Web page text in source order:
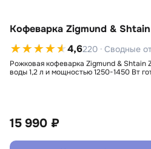
Кофеварка Zigmund &
4,6220 · Сводные
Рожковая кофеварка Zigmund & Shtain
воды 1,2 л и мощностью 1250-1450 Вт
15 990 ₽